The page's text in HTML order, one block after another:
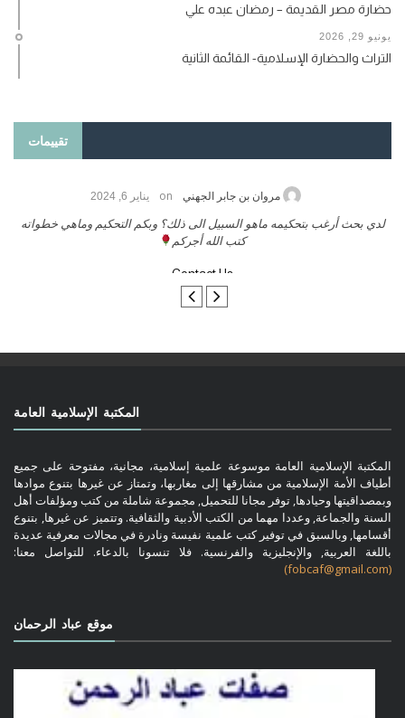
حضارة مصر القديمة – رمضان عبده علي
يونيو 29, 2026
التراث والحضارة الإسلامية- القائمة الثانية
تقييمات
لدي
حامد الزريقي on يناير 25, 2026
السلام عليكم ورحمة الله وبركاتة أرغب بنشر كتابي معكم
المكتبة الإسلامية العامة
المكتبة الإسلامية العامة موسوعة علمية إسلامية، مجانية، مفتوحة على جميع
أطياف الأمة الإسلامية من مشارقها إلى مغاربها، وتمتاز عن غيرها بتنوع موادها
وبمصداقيتها وحيادها, توفر مجانا للتحميل, مجموعة شاملة من كتب ومؤلفات أهل
السنة والجماعة, وعددا مهما من الكتب الأدبية والثقافية. وتتميز عن غيرها, بتنوع
أقسامها, وبالسبق في توفير كتب علمية نفيسة ونادرة في مجالات معرفية عديدة
باللغة العربية, والإنجليزية والفرنسية. فلا تنسونا بالدعاء. للتواصل معنا:
(fobcaf@gmail.com)
موقع عباد الرحمان